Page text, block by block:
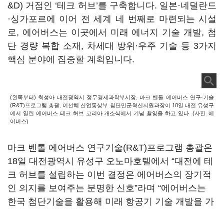
&D) 거점인 ‘테크 허브’를 구축합니다. 일본·네덜란드
·싱가포르에 이어 전 세계 네 번째로 마련되는 시설
로, 에어버스는 이곳에서 미래 에너지 기술 개발, 첨
단 경량 복합 소재, 차세대 방위·우주 기술 등 3가지
핵심 분야에 집중할 계획입니다.
(왼쪽부터) 최성아 대전광역시 정무경제과학부시장, 마크 벤톨 에어버스 연구·기술
(R&T)프로그램 총괄, 이선혜 산업통상부 첨단민군혁신지원과장이 18일 대전 유성구
에서 열린 에어버스 테크 허브 코리아 개소식에서 기념 촬영을 하고 있다. (사진=에
어버스)
마크 벤톨 에어버스 연구기술(R&T)프로그램 총괄은
18일 대전광역시 유성구 오노마호텔에서 “대전에 테
크 허브를 설립하는 이번 결정은 에어버스의 장기적
인 의지를 보여주는 분명한 신호”라며 “에어버스는
한국 첨단기술을 활용해 미래 항공기 기술 개발을 가